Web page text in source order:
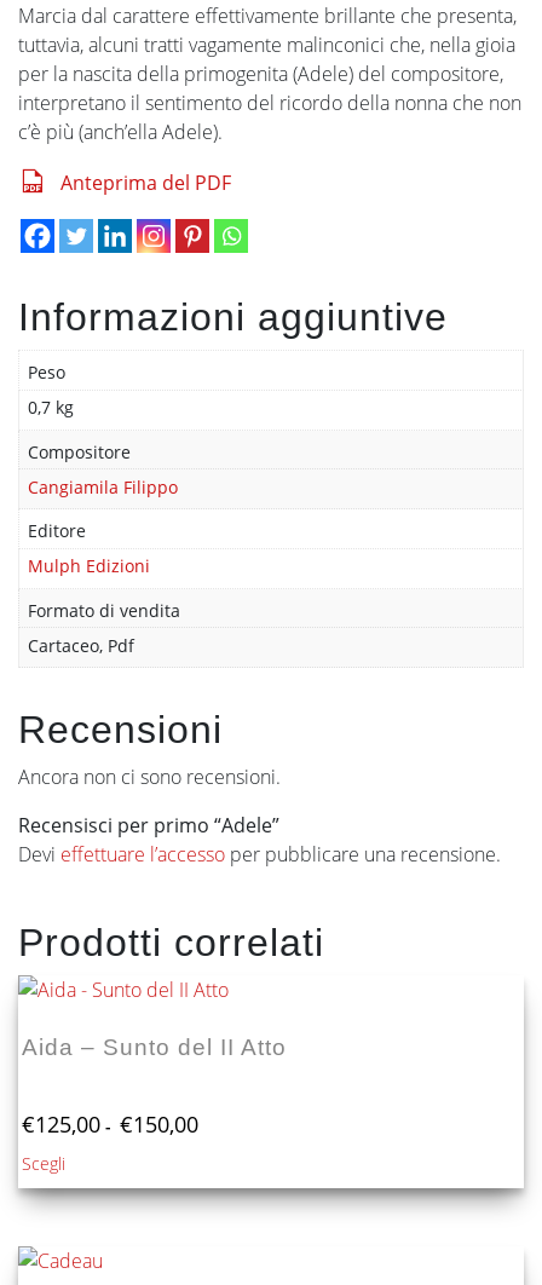
Marcia dal carattere effettivamente brillante che presenta,
tuttavia, alcuni tratti vagamente malinconici che, nella gioia
per la nascita della primogenita (Adele) del compositore,
interpretano il sentimento del ricordo della nonna che non
c’è più (anch’ella Adele).
Anteprima del PDF
Informazioni aggiuntive
Peso
0,7 kg
Compositore
Cangiamila Filippo
Editore
Mulph Edizioni
Formato di vendita
Cartaceo, Pdf
Recensioni
Ancora non ci sono recensioni.
Recensisci per primo “Adele”
Devi effettuare l’accesso per pubblicare una recensione.
Prodotti correlati
Aida – Sunto del II Atto
€125,00 - €150,00Fascia
da
€125,00
Scegli
prodotto
più